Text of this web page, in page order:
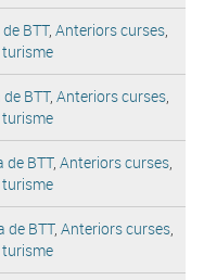
BTT, Anteriors curses,
turisme
BTT, Anteriors curses,
turisme
de BTT, Anteriors curses,
turisme
de BTT, Anteriors curses,
turisme